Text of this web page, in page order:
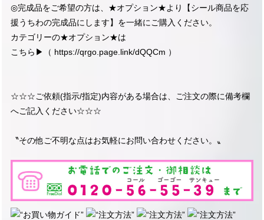
◎完成品をご希望の方は、★オプション★より【シール商品を応
援うちわの完成品にします】を一緒にご購入ください。
カテゴリーの★オプション★は
こちら▶︎（ https://qrgo.page.link/dQQCm ）
☆☆☆ご依頼(指示/指定)内容がある場合は、ご注文の際に備考欄
へご記入ください☆☆☆
〝その他ご不明な点はお気軽にお問い合わせください。〟